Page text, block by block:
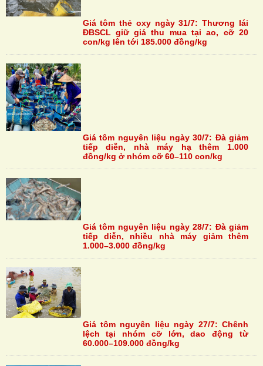
Giá tôm thẻ oxy ngày 31/7: Thương lái
ĐBSCL giữ giá thu mua tại ao, cỡ 20
con/kg lên tới 185.000 đồng/kg
Giá tôm nguyên liệu ngày 30/7: Đà giảm
tiếp diễn, nhà máy hạ thêm 1.000
đồng/kg ở nhóm cỡ 60–110 con/kg
Giá tôm nguyên liệu ngày 28/7: Đà giảm
tiếp diễn, nhiều nhà máy giảm thêm
1.000–3.000 đồng/kg
Giá tôm nguyên liệu ngày 27/7: Chênh
lệch tại nhóm cỡ lớn, dao động từ
60.000–109.000 đồng/kg